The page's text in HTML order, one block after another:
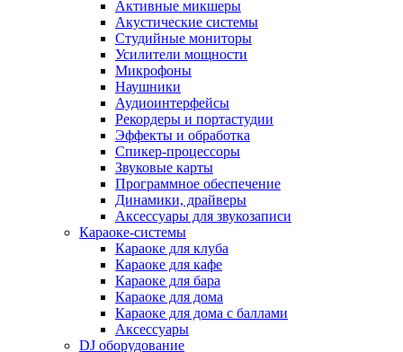
Активные микшеры
Акустические системы
Студийные мониторы
Усилители мощности
Микрофоны
Наушники
Аудиоинтерфейсы
Рекордеры и портастудии
Эффекты и обработка
Спикер-процессоры
Звуковые карты
Программное обеспечение
Динамики, драйверы
Аксессуары для звукозаписи
Караоке-системы
Караоке для клуба
Караоке для кафе
Караоке для бара
Караоке для дома
Караоке для дома с баллами
Аксессуары
DJ оборудование